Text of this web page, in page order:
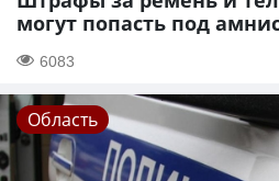
могут попасть под
6083
Область